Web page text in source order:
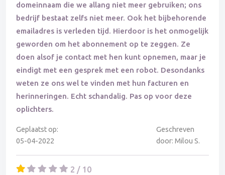
domeinnaam die we allang niet meer gebruiken; ons
bedrijf bestaat zelfs niet meer. Ook het bijbehorende
emailadres is verleden tijd. Hierdoor is het onmogelijk
geworden om het abonnement op te zeggen. Ze
doen alsof je contact met hen kunt opnemen, maar je
eindigt met een gesprek met een robot. Desondanks
weten ze ons wel te vinden met hun facturen en
herinneringen. Echt schandalig. Pas op voor deze
oplichters.
Geplaatst op:
05-04-2022
Geschreven
door: Milou S.
2 / 10